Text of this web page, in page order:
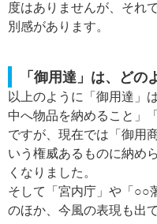
度はありませんが、それ
別感があります。
「御用達」は、どの
以上のように「御用達」
中へ物品を納めること」
ですが、現在では「御用
いう権威あるものに納め
くなりました。
そして「宮内庁」や「○○
のほか、今風の表現も出